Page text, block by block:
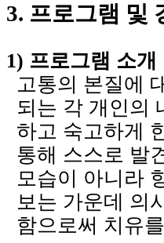
3. 프로그램 및
1) 프로그램 소개
고통의 본질에
되는 각 개인의
하고 숙고하게
통해 스스로 발
모습이 아니라
보는 가운데 의
함으로써 치유